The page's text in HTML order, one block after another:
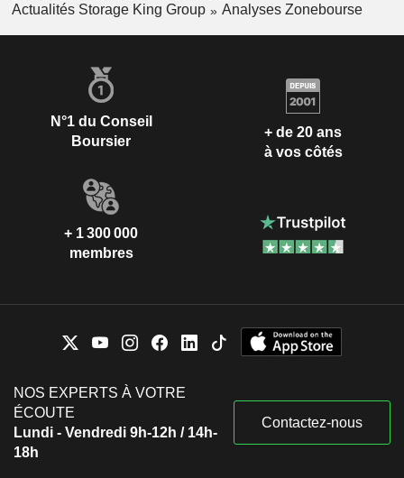
Actualités Storage King Group
Analyses Zonebourse
N°1 du Conseil
Boursier
+ de 20 ans
à vos côtés
+ 1 300 000
membres
NOS EXPERTS À VOTRE
ÉCOUTE
Lundi - Vendredi 9h-12h / 14h-
18h
Contactez-nous